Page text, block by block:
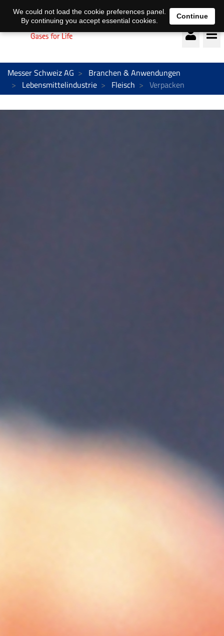
Deutsch français
Messer Schweiz AG
Branchen & Anwendungen
Lebensmittelindustrie
Fleisch Verpacken
We could not load the cookie preferences panel.
By continuing you accept essential cookies.
Continue